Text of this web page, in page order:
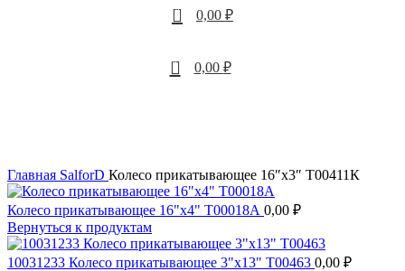
0 0,00 ₽
0 0,00 ₽
Главная SalforD Колесо прикатывающее 16″x3″ T00411К
Колесо прикатывающее 16"х4" T00018А 0,00 ₽
Вернуться к продуктам
10031233 Колесо прикатывающее 3"x13" T00463 0,00 ₽